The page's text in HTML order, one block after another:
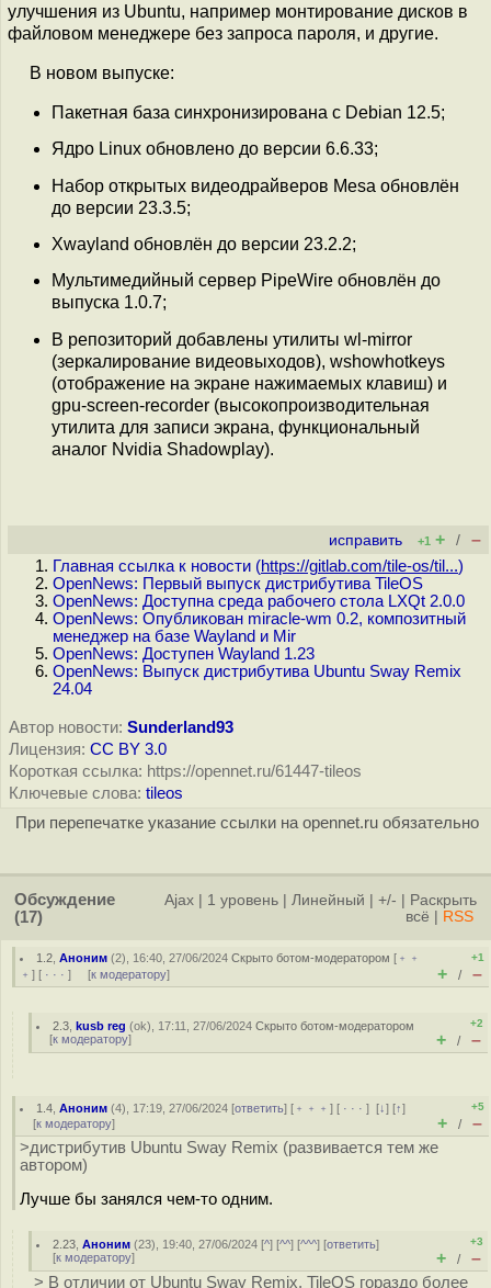
улучшения из Ubuntu, например монтирование дисков в
файловом менеджере без запроса пароля, и другие.
В новом выпуске:
Пакетная база синхронизирована с Debian 12.5;
Ядро Linux обновлено до версии 6.6.33;
Набор открытых видеодрайверов Mesa обновлён
до версии 23.3.5;
Xwayland обновлён до версии 23.2.2;
Мультимедийный сервер PipeWire обновлён до
выпуска 1.0.7;
В репозиторий добавлены утилиты wl-mirror
(зеркалирование видеовыходов), wshowhotkeys
(отображение на экране нажимаемых клавиш) и
gpu-screen-recorder (высокопроизводительная
утилита для записи экрана, функциональный
аналог Nvidia Shadowplay).
исправить +1 + / –
Главная ссылка к новости (https://gitlab.com/tile-os/til...)
OpenNews: Первый выпуск дистрибутива TileOS
OpenNews: Доступна среда рабочего стола LXQt 2.0.0
OpenNews: Опубликован miracle-wm 0.2, композитный
менеджер на базе Wayland и Mir
OpenNews: Доступен Wayland 1.23
OpenNews: Выпуск дистрибутива Ubuntu Sway Remix
24.04
Автор новости: Sunderland93
Лицензия: CC BY 3.0
Короткая ссылка: https://opennet.ru/61447-tileos
Ключевые слова: tileos
При перепечатке указание ссылки на opennet.ru обязательно
Обсуждение
(17)
Ajax 1 уровень Линейный +/-
Раскрыть
всё
RSS
1.2 ,Аноним (2), 16:40, 27/06/2024Скрыто ботом-модератором [ ﹢﹢
﹢ ] [ · · · ] [к модератору]
+1
+ / –
2.3 ,kusb reg (ok), 17:11, 27/06/2024Скрыто ботом-модератором
[к модератору]
+2
+ / –
1.4 ,Аноним (4), 17:19, 27/06/2024 [ответить] [ ﹢﹢﹢] [ · · ·][↓] [↑]
[к модератору]
+5
+ / –
>дистрибутив Ubuntu Sway Remix (развивается тем же
автором)
Лучше бы занялся чем-то одним.
2.23 ,Аноним (23), 19:40, 27/06/2024 [^] [^^] [^^^] [ответить]
[к модератору]
+3
+ / –
> В отличии от Ubuntu Sway Remix, TileOS гораздо более